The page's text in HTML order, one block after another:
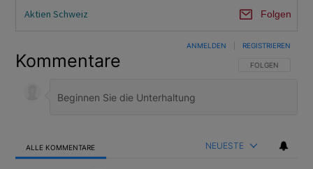
Aktien Schweiz Folgen
Kommentare FOLGE DIESER
FOLGEN
ANMELDEN REGISTRIEREN
ALLE KOMMENTARE NEUESTE